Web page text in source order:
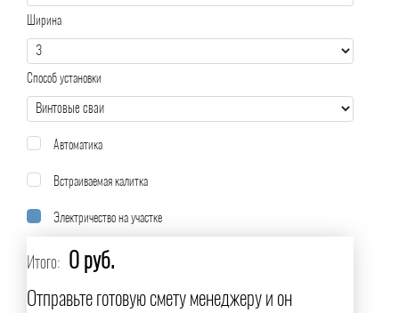
Ширина
Способ установки
Автоматика
Встраиваемая калитка
Электричество на участке
Итого: 0 руб.
Отправьте готовую смету менеджеру и он